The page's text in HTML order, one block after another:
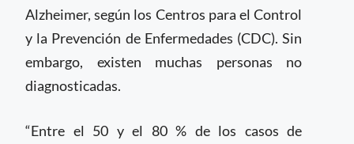
Alzheimer, según los Centros para el Control
y la Prevención de Enfermedades (CDC). Sin
embargo, existen muchas personas no
diagnosticadas.
“Entre el 50 y el 80 % de los casos de